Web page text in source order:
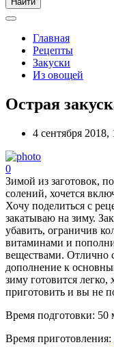
Главная
Рецепты
Закуски
Из овощей
Острая
4 сентября 2018,
0
Зимой из заготовок,
солений, хочется
Хочу поделиться с
закатываю на зиму.
убавить, ограничив
витаминами и
веществами. Отлично
дополнение к
зиму готовится
приготовить и вы не
Время подготовки: 50
Время приготовления: